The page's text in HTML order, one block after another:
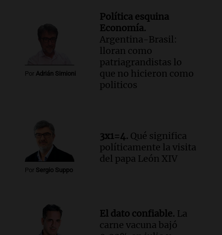
fentanilo: la justicia avanza tras
muertes de 90 personas
Noticias
Audio.Alertas meteorológicas en
Argentina: lluvias, tormentas y ráfagas
de viento fuertes en varias provincias
Por Adrián Simioni
Política esquina
Economía.
Argentina-Brasil:
lloran como
patriagrandistas lo
que no hicieron como
politicos
Por Sergio Suppo
3x1=4. Qué significa
políticamente la visita
del papa León XIV
El dato confiable. La
carne vacuna bajó